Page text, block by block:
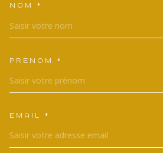
NOM *
PRÉNOM *
EMAIL *